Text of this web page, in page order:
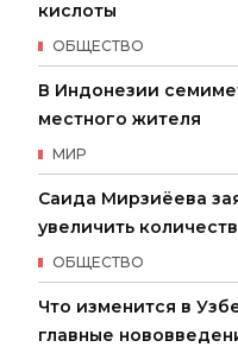
кислоты
ОБЩЕСТВО
В Индонезии
местного жителя
МИР
Саида Мирзиёева
увеличить
ОБЩЕСТВО
Что изменится в
главные